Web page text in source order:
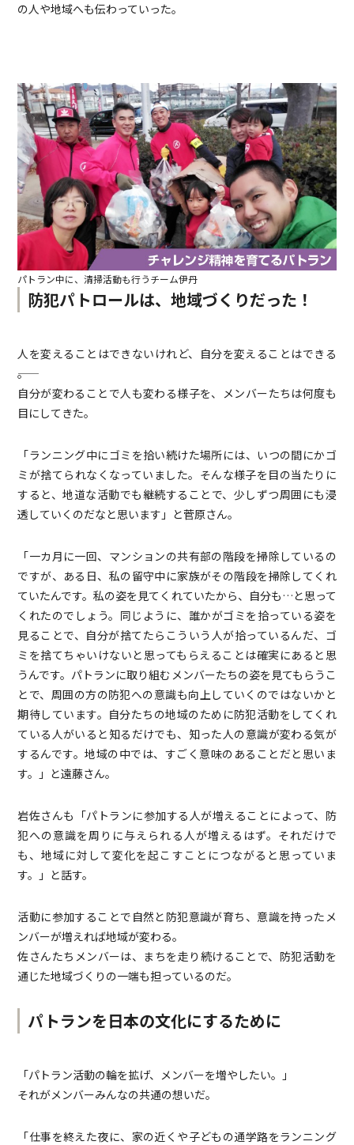
の人や地域へも伝わっていった。
パトラン中に、清掃活動も行うチーム伊丹
防犯パトロールは、地域づくりだった！
人を変えることはできないけれど、自分を変えることはできる
――。
自分が変わることで人も変わる様子を、メンバーたちは何度も
目にしてきた。
「ランニング中にゴミを拾い続けた場所には、いつの間にかゴ
ミが捨てられなくなっていました。そんな様子を目の当たりに
すると、地道な活動でも継続することで、少しずつ周囲にも浸
透していくのだなと思います」と菅原さん。
「一カ月に一回、マンションの共有部の階段を掃除しているの
ですが、ある日、私の留守中に家族がその階段を掃除してくれ
ていたんです。私の姿を見てくれていたから、自分も…と思って
くれたのでしょう。同じように、誰かがゴミを拾っている姿を
見ることで、自分が捨てたらこういう人が拾っているんだ、ゴ
ミを捨てちゃいけないと思ってもらえることは確実にあると思
うんです。パトランに取り組むメンバーたちの姿を見てもらうこ
とで、周囲の方の防犯への意識も向上していくのではないかと
期待しています。自分たちの地域のために防犯活動をしてくれ
ている人がいると知るだけでも、知った人の意識が変わる気が
するんです。地域の中では、すごく意味のあることだと思いま
す。」と遠藤さん。
岩佐さんも「パトランに参加する人が増えることによって、防
犯への意識を周りに与えられる人が増えるはず。それだけで
も、地域に対して変化を起こすことにつながると思っていま
す。」と話す。
活動に参加することで自然と防犯意識が育ち、意識を持ったメ
ンバーが増えれば地域が変わる。
佐さんたちメンバーは、まちを走り続けることで、防犯活動を
通じた地域づくりの一端も担っているのだ。
パトランを日本の文化にするために
「パトラン活動の輪を拡げ、メンバーを増やしたい。」
それがメンバーみんなの共通の想いだ。
「仕事を終えた夜に、家の近くや子どもの通学路をランニング